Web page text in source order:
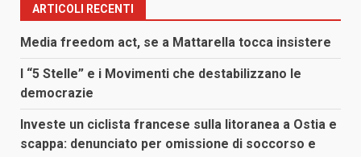
ARTICOLI RECENTI
Media freedom act, se a Mattarella tocca insistere
I “5 Stelle” e i Movimenti che destabilizzano le
democrazie
Investe un ciclista francese sulla litoranea a Ostia e
scappa: denunciato per omissione di soccorso e